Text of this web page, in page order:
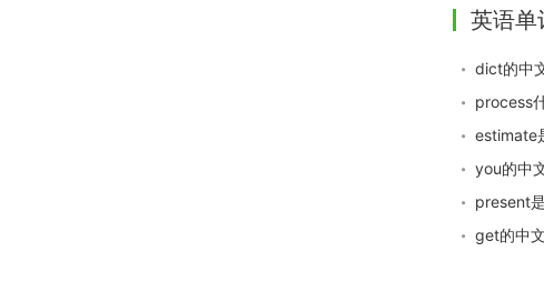
英语单
dict的中
process
estimate
you的中
present
get的中